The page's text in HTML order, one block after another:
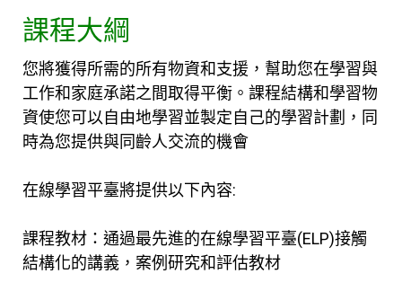
課程大綱
您將獲得所需的所有物資和支援，幫助您在學習與
工作和家庭承諾之間取得平衡。課程結構和學習物
資使您可以自由地學習並製定自己的學習計劃，同
時為您提供與同齡人交流的機會
在線學習平臺將提供以下內容:
課程教材：通過最先進的在線學習平臺(ELP)接觸
結構化的講義，案例研究和評估教材